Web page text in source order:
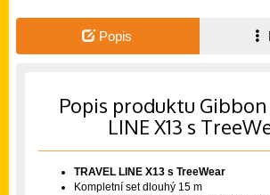
Popis
Popis produktu Gibbon
LINE X13 s
TRAVEL LINE X13 s TreeWear
Kompletní set dlouhý 15 m